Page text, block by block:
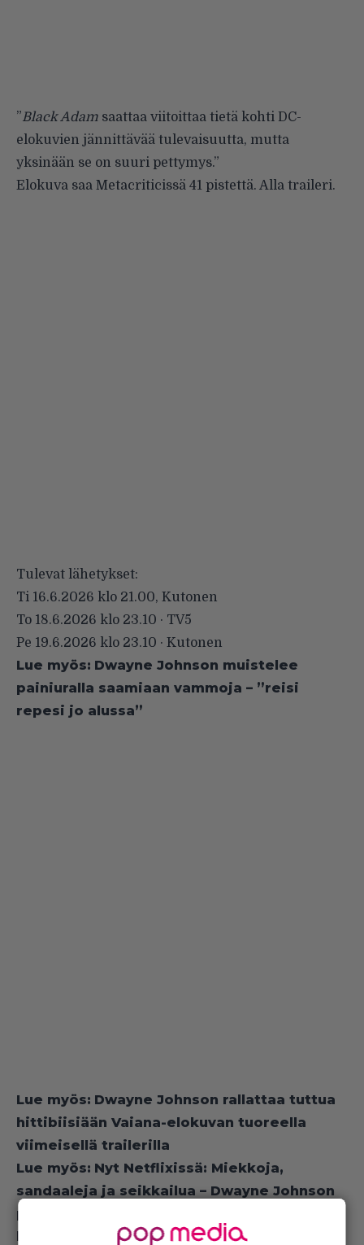
”Black Adam saattaa viitoittaa tietä kohti DC-
elokuvien jännittävää tulevaisuutta, mutta
yksinään se on suuri pettymys.”
Elokuva saa Metacriticissä 41 pistettä. Alla traileri.
Tulevat lähetykset:
Ti 16.6.2026 klo 21.00, Kutonen
To 18.6.2026 klo 23.10 · TV5
Pe 19.6.2026 klo 23.10 · Kutonen
Lue myös: Dwayne Johnson muistelee
painiuralla saamiaan vammoja – ”reisi
repesi jo alussa”
Lue myös: Dwayne Johnson rallattaa tuttua
hittibiisiään Vaiana-elokuvan tuoreella
viimeisellä trailerilla
Lue myös: Nyt Netflixissä: Miekkoja,
sandaaleja ja seikkailua – Dwayne Johnson
pyörtyi leffan kohtauksessa kahdeksan
kertaa peräkkäin